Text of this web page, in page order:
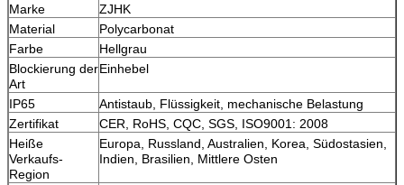
Marke
ZJHK
Material
Polycarbonat
Farbe
Hellgrau
Blockierung der
Art
Einhebel
IP65
Antistaub, Flüssigkeit, mechanische Belastung
Zertifikat
CER, RoHS, CQC, SGS, ISO9001: 2008
Heiße
Verkaufs-
Region
Europa, Russland, Australien, Korea, Südostasien,
Indien, Brasilien, Mittlere Osten